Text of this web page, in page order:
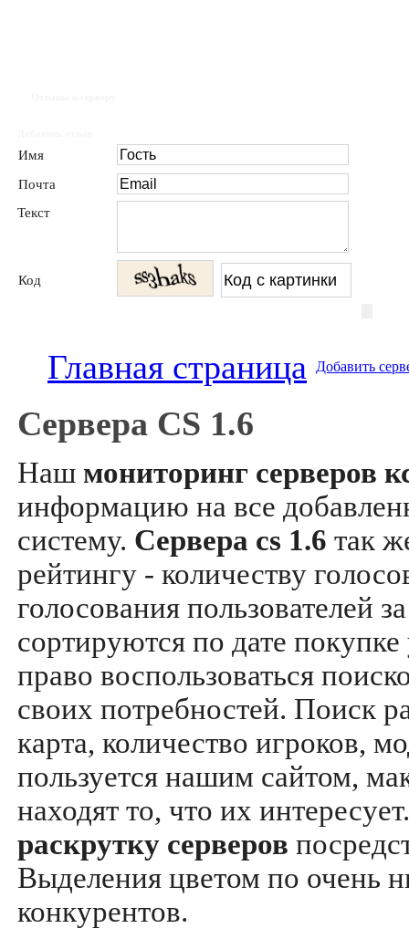
Имя
Почта
Текст
Код
Главная страница Добавить
Сервера CS 1.6
Наш мониторинг серверов
информацию на все
систему. Сервера cs 1.6 так
рейтингу - количеству
голосования пользователей
сортируются по дате
право воспользоваться
своих потребностей. Поиск
карта, количество игроков,
пользуется нашим сайтом,
находят то, что их
раскрутку серверов
Выделения цветом по очень
конкурентов.